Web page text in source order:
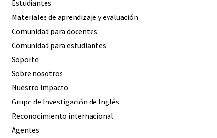
Estudiantes
Materiales de aprendizaje y evaluación
Comunidad para docentes
Comunidad para estudiantes
Soporte
Sobre nosotros
Nuestro impacto
Grupo de Investigación de Inglés
Reconocimiento internacional
Agentes